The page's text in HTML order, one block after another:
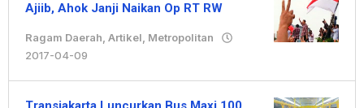
Ajiib, Ahok Janji Naikan Op RT RW
Ragam Daerah Artikel Metropolitan
2017-04-09